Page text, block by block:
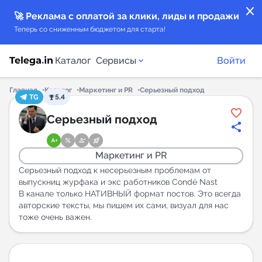
close
🚀 Реклама с оплатой за клики, лиды и продажи
Теперь со сниженным бюджетом для старта!
Каталог Сервисы
Каталог каналов
Каталог ботов
Горящие предложения
Индекс читаемости каналов в Telegram
New
Аналитика MAX каналов
Войти
Главная Каталог Маркетинг и PR
Серьезный подход
TG
5.4
Серьезный подход
Маркетинг и PR
Серьезный подход к несерьезным проблемам от
выпускниц журфака и экс работников Condé Nast
В канале только НАТИВНЫЙ формат постов. Это всегда
авторские тексты, мы пишем их сами, визуал для нас
тоже очень важен.